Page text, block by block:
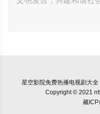
星空影院免费热播电视剧大
Copyright © 2021
藏